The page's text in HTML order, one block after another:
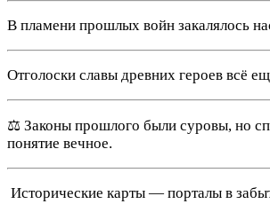
В пламени прошлых войн закалялось
Отголоски славы древних героев всё
⚖️ Законы прошлого были суровы, но
понятие вечное.
Исторические карты — порталы в